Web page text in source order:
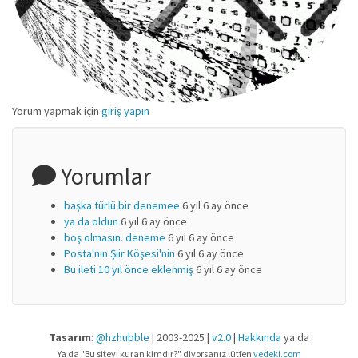
Yorum yapmak için giriş yapın
Yorumlar
başka türlü bir denemee 6 yıl 6 ay önce
ya da oldun 6 yıl 6 ay önce
boş olmasın. deneme 6 yıl 6 ay önce
Posta'nın Şiir Köşesi'nin 6 yıl 6 ay önce
Bu ileti 10 yıl önce eklenmiş6 yıl 6 ay önce
Tasarım: @hzhubble | 2003-2025 | v2.0| Hakkında ya da
Ya da "Bu siteyi kuran kimdir?" diyorsanız lütfen vedeki.com